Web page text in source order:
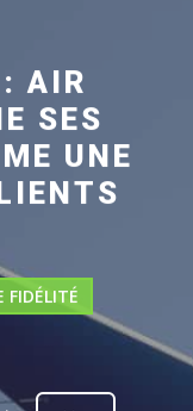
AIR
SES
UNE
FIDÉLITÉ